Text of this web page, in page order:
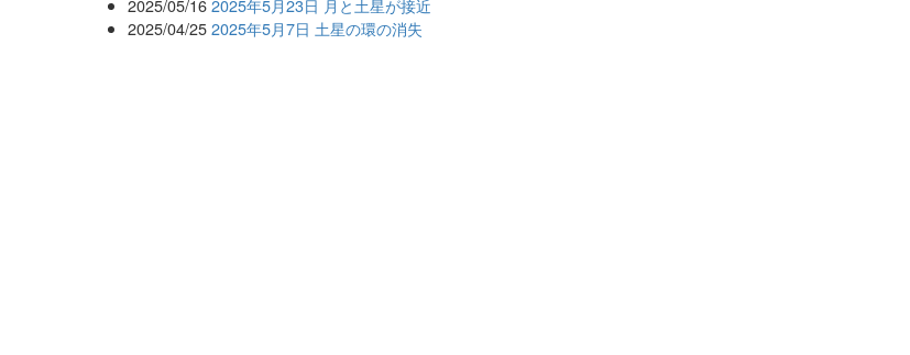
2025/05/16 2025年5月23日 月と土星が接近
2025/04/25 2025年5月7日 土星の環の消失